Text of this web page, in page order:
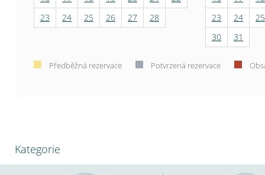
23
24 25 26 27 28
23
24
25
30
31
Předběžná rezervace Potvrzená rezervace
Kategorie